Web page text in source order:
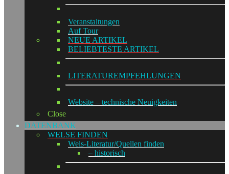
Veranstaltungen
Auf Tour
NEUE ARTIKEL
BELIEBTESTE ARTIKEL
LITERATUREMPFEHLUNGEN
Website – technische Neuigkeiten
Close
DATENBANK
WELSE FINDEN
Wels-Literatur/Quellen finden
– historisch